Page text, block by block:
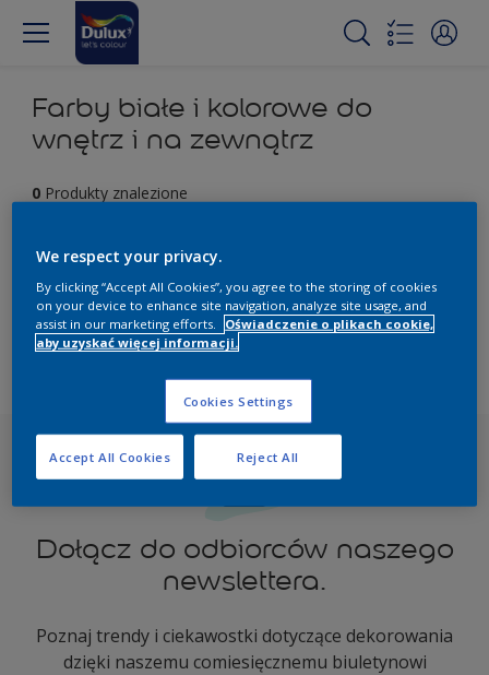
Farby białe i kolorowe do
wnętrz i na zewnątrz
0 Produkty znalezione
Przepraszamy, nie mogliśmy znaleźć produktu, którego
szukasz. Kliknij "Wyczyść wszystko", aby zacząć od nowa i
odkryć nasze inne produkty.
Dołącz do odbiorców naszego
newslettera.
Poznaj trendy i ciekawostki dotyczące dekorowania
dzięki naszemu comiesięcznemu biuletynowi
We respect your privacy.
By clicking “Accept All Cookies”, you agree to the storing of cookies
on your device to enhance site navigation, analyze site usage, and
assist in our marketing efforts.
Oświadczenie o plikach cookie,
aby uzyskać więcej informacji.
Cookies Settings
Reject All
Accept All Cookies